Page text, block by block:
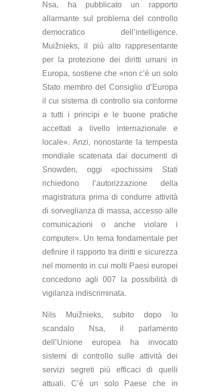
Nsa, ha pubblicato un rapporto
allarmante sul problema del controllo
democratico dell’intelligence.
Muižnieks, il più alto rappresentante
per la protezione dei diritti umani in
Europa, sostiene che «non c’è un solo
Stato membro del Consiglio d’Europa
il cui sistema di controllo sia conforme
a tutti i principi e le buone pratiche
accettati a livello internazionale e
locale». Anzi, nonostante la tempesta
mondiale scatenata dai documenti di
Snowden, oggi «pochissimi Stati
richiedono l’autorizzazione della
magistratura prima di condurre attività
di sorveglianza di massa, accesso alle
comunicazioni o anche violare i
computer». Un tema fondamentale per
definire il rapporto tra diritti e sicurezza
nel momento in cui molti Paesi europei
concedono agli 007 la possibilità di
vigilanza indiscriminata.
Nils Muižnieks, subito dopo lo
scandalo Nsa, il parlamento
dell’Unione europea ha invocato
sistemi di controllo sulle attività dei
servizi segreti più efficaci di quelli
attuali. C’è un solo Paese che in